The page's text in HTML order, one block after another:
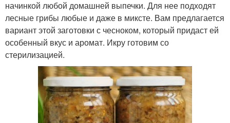
начинкой любой домашней выпечки. Для нее подходят
лесные грибы любые и даже в миксте. Вам предлагается
вариант этой заготовки с чесноком, который придаст ей
особенный вкус и аромат. Икру готовим со
стерилизацией.